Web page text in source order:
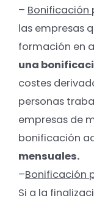
– Bonificación
las empresas
formación en
una
costes
personas
empresas de
bonificación
mensuales.
–Bonificación
Si a la